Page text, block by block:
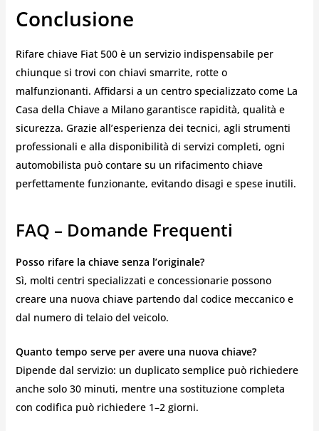
Conclusione
Rifare chiave Fiat 500 è un servizio indispensabile per
chiunque si trovi con chiavi smarrite, rotte o
malfunzionanti. Affidarsi a un centro specializzato come La
Casa della Chiave a Milano garantisce rapidità, qualità e
sicurezza. Grazie all’esperienza dei tecnici, agli strumenti
professionali e alla disponibilità di servizi completi, ogni
automobilista può contare su un rifacimento chiave
perfettamente funzionante, evitando disagi e spese inutili.
FAQ – Domande Frequenti
Posso rifare la chiave senza l’originale?
Sì, molti centri specializzati e concessionarie possono
creare una nuova chiave partendo dal codice meccanico e
dal numero di telaio del veicolo.
Quanto tempo serve per avere una nuova chiave?
Dipende dal servizio: un duplicato semplice può richiedere
anche solo 30 minuti, mentre una sostituzione completa
con codifica può richiedere 1–2 giorni.